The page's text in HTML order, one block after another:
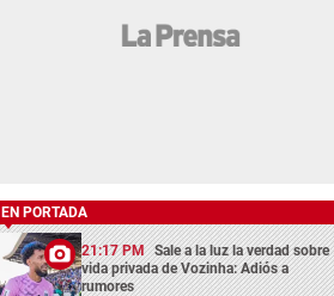
EN PORTADA
21:17 PM Sale a la luz la verdad sobre
vida privada de Vozinha: Adiós a
rumores